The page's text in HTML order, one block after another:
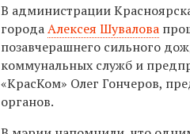
В администрации
городаАлексея Шувалова
позавчерашнего сильного
коммунальных служб и
«КрасКом» Олег Гончеров,
органов.​